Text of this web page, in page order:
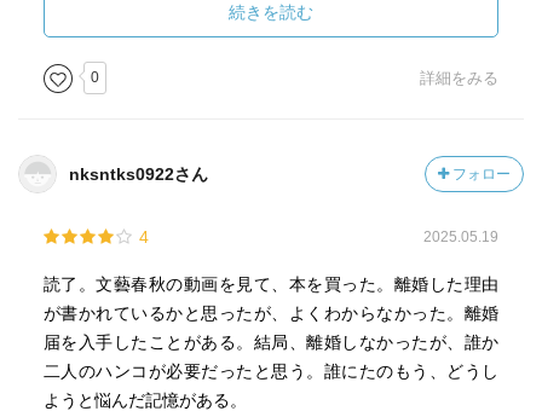
る暇さえ与えられなかった」p27
「ケア労働というのはもともと労働者にとって報酬が高い
職種ではない。大変な仕事でなり手が限られていることも
あり、適当な人は得難い。仕事の質を問えばなおさらのこ
せられる人、心根の優しい人は値千金の人材である」p38
「人生に5年、10年がむしゃらに働く時期があってもよい
娘と時間を過ごしながら、少し早めに人生の第三の時期に
ついて考えることができたからである」p41
「自らの感覚を語る上では適切な「言葉」を見出す必要が
ある。伝えるのに適した正確な表現。それに先立ち、自ら
の感じとったものにきちりと見出され、他者と共有するこ
とも可能になる」p52
続きを読む
0 詳細をみる
nksntks0922さん フォロー
4 2025.05.19
読了。文藝春秋の動画を見て、本を買った。離婚した理由
が書かれているかと思ったが、よくわからなかった。離婚
届を入手したことがある。結局、離婚しなかったが、誰か
二人のハンコが必要だったと思う。誰にたのもう、どうし
ようと悩んだ記憶がある。